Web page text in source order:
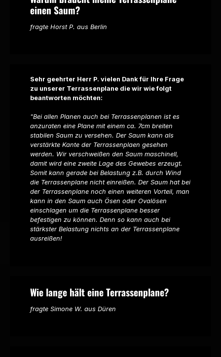
einen Saum?
fragte Horst P. aus Berlin
Sehr geehrter Herr P. vielen Dank für Ihre Frage
zu unserer Terrassenplane die wir wie folgt
beantworten möchten:
"Bei allen Planen auch bei Terrassenplanen ist es
anzuraten eine Plane mit einem ca. 7cm breiten
stabilen Saum zu versehen. Der Saum kann als
verstärkte Kante der Terrassenplaen gesehen
werden. Wir verschweißen den Saum maschinell,
damit wird eine zweite Lage des Gewebes erzeugt.
Somit kann gerade bei Belastung z.B. durch Wind
die Terrassenplane nicht einreißen. Der Saum hat bei
der Terrassenplane noch einen weiteren Vorteil, man
kann in den Saum auch Ösen oder Ovalösen
einschlagen um die Terrassenplane besser
befestigen zu können. Denn so kann auch bei
stärkster Belastung nichts an der Terrassenplane
ausreißen!
Wie lange hält eine Terrassenplane?
fragte Simone W. aus Düren